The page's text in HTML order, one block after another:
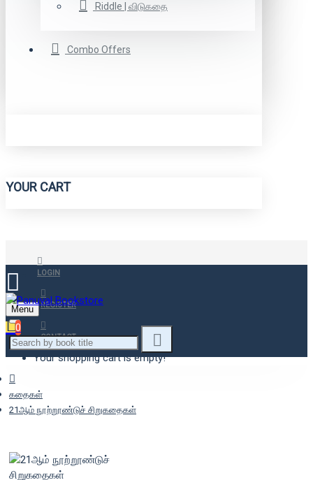
Riddle | விடுகதை
Combo Offers
YOUR CART
LOGIN
REGISTER
CONTACT
Menu
0
Your shopping cart is empty!
கதைகள்
21ஆம் நூற்றூண்டுச் சிறுகதைகள்